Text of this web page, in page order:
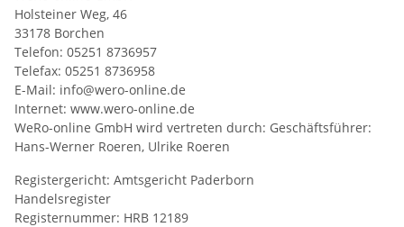
Holsteiner Weg, 46
33178 Borchen
Telefon: 05251 8736957
Telefax: 05251 8736958
E-Mail: info@wero-online.de
Internet: www.wero-online.de
WeRo-online GmbH wird vertreten durch: Geschäftsführer:
Hans-Werner Roeren, Ulrike Roeren
Registergericht: Amtsgericht Paderborn
Handelsregister
Registernummer: HRB 12189